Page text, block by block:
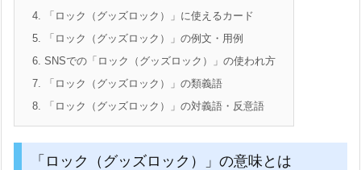
4. 「ロック（グッズロック）」に使えるカード
5. 「ロック（グッズロック）」の例文・用例
6. SNSでの「ロック（グッズロック）」の使われ方
7. 「ロック（グッズロック）」の類義語
8. 「ロック（グッズロック）」の対義語・反意語
「ロック（グッズロック）」の意味とは